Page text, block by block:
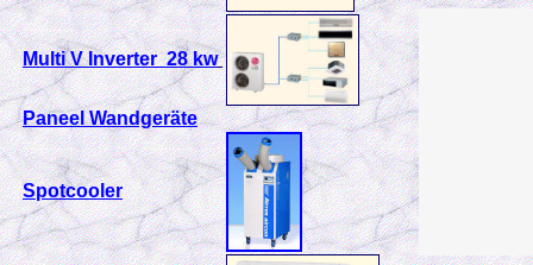
Multi V Inverter 28 kw
Paneel Wandgeräte
Spotcooler